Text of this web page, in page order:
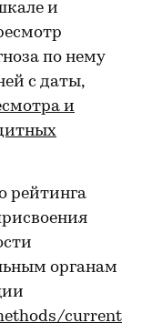
и
по нему
с даты,
и
рейтинга
органам
current